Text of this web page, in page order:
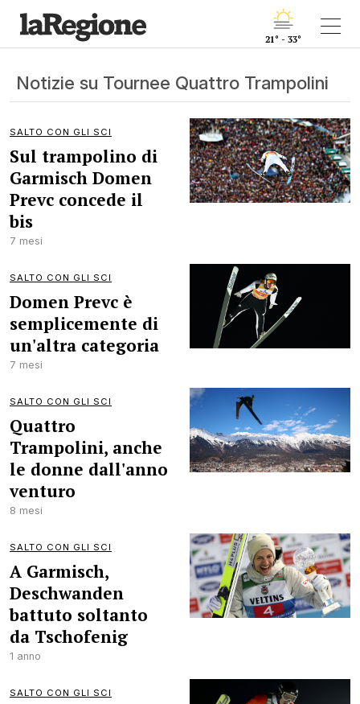
21° - 33°
Notizie su Tournee Quattro Trampolini
SALTO CON GLI SCI
Sul trampolino di
Garmisch Domen
Prevc concede il
bis
7 mesi
SALTO CON GLI SCI
Domen Prevc è
semplicemente di
un'altra categoria
7 mesi
SALTO CON GLI SCI
Quattro
Trampolini, anche
le donne dall'anno
venturo
8 mesi
SALTO CON GLI SCI
A Garmisch,
Deschwanden
battuto soltanto
da Tschofenig
1 anno
SALTO CON GLI SCI